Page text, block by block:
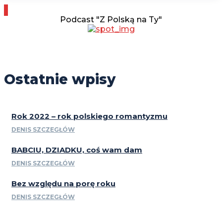
Podcast "Z Polską na Ty"
Ostatnie wpisy
Rok 2022 – rok polskiego romantyzmu
DENIS SZCZEGŁÓW
BABCIU, DZIADKU, coś wam dam
DENIS SZCZEGŁÓW
Bez względu na porę roku
DENIS SZCZEGŁÓW